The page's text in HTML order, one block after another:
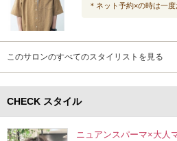
＊ネット予約×の時は一
このサロンのすべてのスタイリストを見る
CHECK スタイル
ニュアンスパーマ×大人